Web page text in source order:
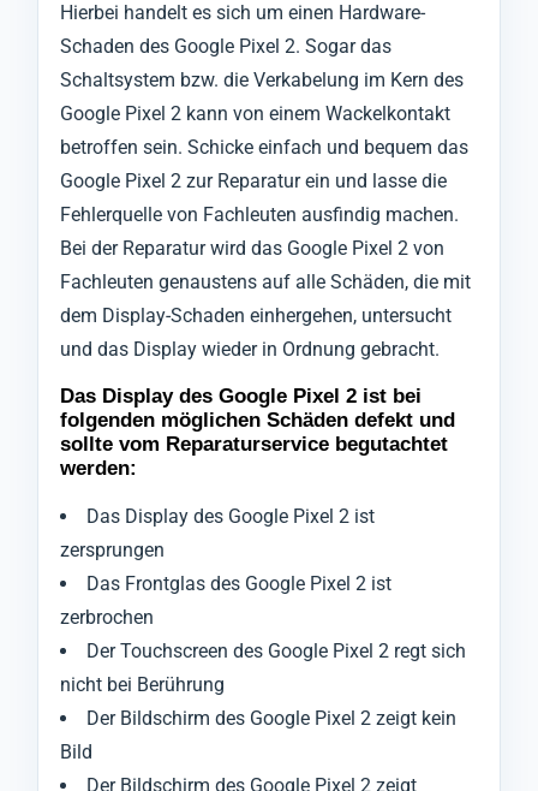
Hierbei handelt es sich um einen Hardware-
Schaden des Google Pixel 2. Sogar das
Schaltsystem bzw. die Verkabelung im Kern des
Google Pixel 2 kann von einem Wackelkontakt
betroffen sein. Schicke einfach und bequem das
Google Pixel 2 zur Reparatur ein und lasse die
Fehlerquelle von Fachleuten ausfindig machen.
Bei der Reparatur wird das Google Pixel 2 von
Fachleuten genaustens auf alle Schäden, die mit
dem Display-Schaden einhergehen, untersucht
und das Display wieder in Ordnung gebracht.
Das Display des Google Pixel 2 ist bei
folgenden möglichen Schäden defekt und
sollte vom Reparaturservice begutachtet
werden:
Das Display des Google Pixel 2 ist
zersprungen
Das Frontglas des Google Pixel 2 ist
zerbrochen
Der Touchscreen des Google Pixel 2 regt sich
nicht bei Berührung
Der Bildschirm des Google Pixel 2 zeigt kein
Bild
Der Bildschirm des Google Pixel 2 zeigt